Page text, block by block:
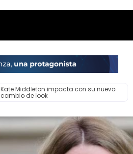
Kate Middleton impacta con su nuevo
cambio de look